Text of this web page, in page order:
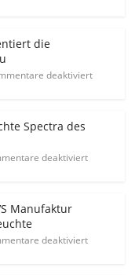
die
deaktiviert
Spectra des
deaktiviert
Manufaktur
deaktiviert